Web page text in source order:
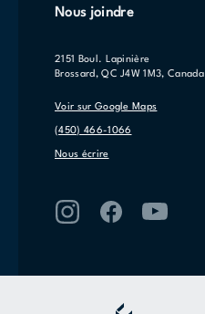
Nous joindre
2151 Boul. Lapinière
Brossard, QC J4W 1M3, Canada
Voir sur Google Maps
(450) 466-1066
Nous écrire